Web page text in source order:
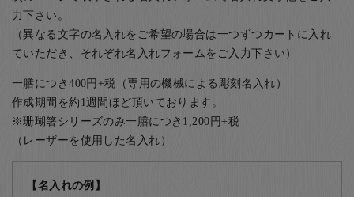
力下さい。
（異なる文字の名入れをご希望の場合は一つずつカートに入れ
ていただき、それぞれ名入れフォームをご入力下さい）
一膳につき400円+税（専用の機械による彫刻名入れ）
作成期間を約1週間ほど頂いております。
※珊瑚箸シリーズのみ一膳につき1,200円+税
（レーザーを使用した名入れ）
【名入れの例】